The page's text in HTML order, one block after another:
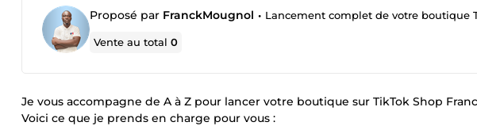
Proposé par FranckMougnol • Lancement complet de votre boutique
Vente au total0
Je vous accompagne de A à Z pour lancer votre boutique sur TikTok Shop
Voici ce que je prends en charge pour vous :